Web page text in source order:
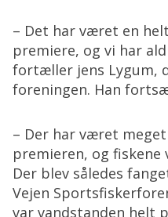
– Det har været en
premiere, og vi har
fortæller jens Lygum,
foreningen. Han
– Der har været
premieren, og
Der blev således
Vejen
var vandstanden helt